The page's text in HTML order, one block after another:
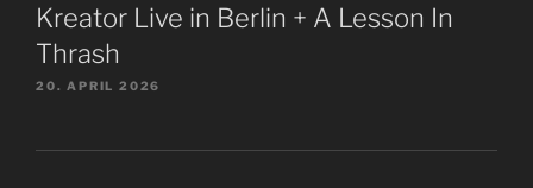
Kreator Live in Berlin + A Lesson In
Thrash
20. APRIL 2026